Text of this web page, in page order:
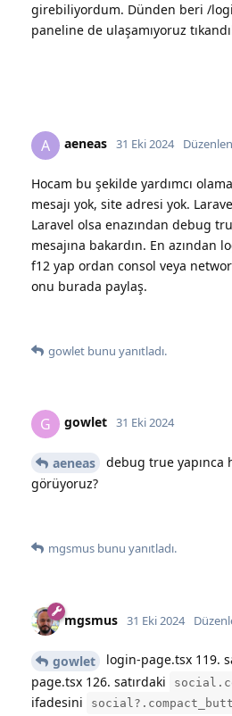
girebiliyordum. Dünden beri /
paneline de ulaşamıyoruz
A aeneas 31 Eki 2024
Hocam bu şekilde yardımcı
mesajı yok, site adresi yok.
Laravel olsa enazından debug
mesajına bakardın. En azından
f12 yap ordan consol veya
onu burada paylaş.
gowlet bunu yanıtladı.
G gowlet 31 Eki 2024
aeneas
debug true yapınca
görüyoruz?
mgsmus bunu yanıtladı.
mgsmus 31 Eki 2024
gowlet
login-page.tsx 119.
page.tsx 126. satırdaki
ifadesini